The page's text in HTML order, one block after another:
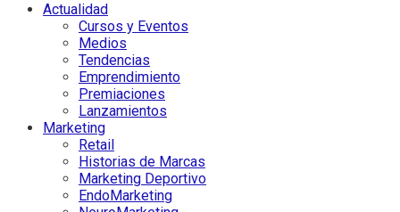
Actualidad
Cursos y Eventos
Medios
Tendencias
Emprendimiento
Premiaciones
Lanzamientos
Marketing
Retail
Historias de Marcas
Marketing Deportivo
EndoMarketing